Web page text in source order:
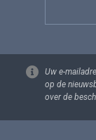
Uw e-
op de
over de